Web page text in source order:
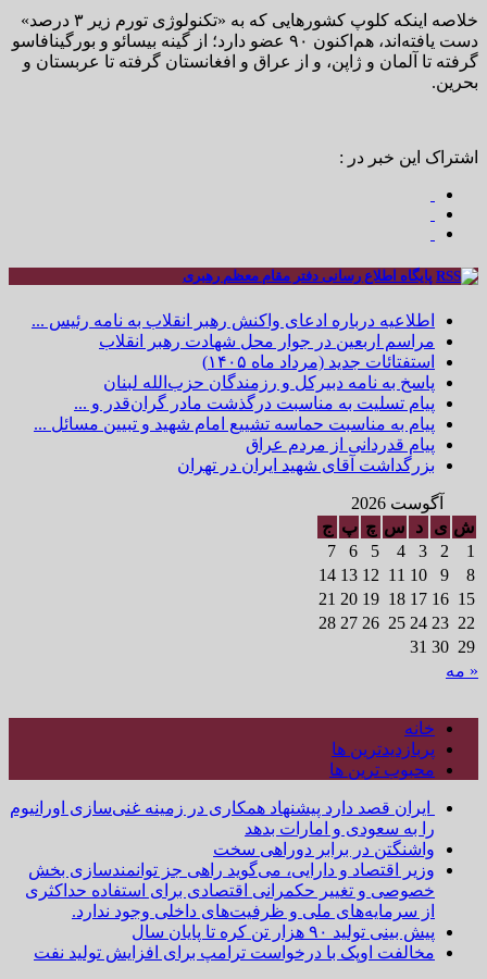
خلاصه اینکه کلوپ کشورهایی که به «تکنولوژی تورم زیر ۳ درصد»
دست یافته‌اند، هم‌اکنون ۹۰ عضو دارد؛ از گینه بیسائو و بورگینافاسو
گرفته تا آلمان و ژاپن، و از عراق و افغانستان گرفته تا عربستان و
بحرین.
اشتراک این خبر در :
پایگاه اطلاع رسانی دفتر مقام معظم رهبری
اطلاعیه درباره ادعای واکنش رهبر انقلاب به نامه رئیس ...
مراسم اربعین در جوار محل شهادت رهبر انقلاب
استفتائات جدید (مرداد ماه ۱۴۰۵)
پاسخ به نامه دبیرکل و رزمندگان حزب‌الله لبنان
پیام تسلیت به مناسبت درگذشت مادر گران‌قدر و ...
پیام به مناسبت حماسه تشییع امام شهید و تبیین مسائل ...
پیام قدردانی از مردم عراق
بزرگداشت آقای شهید ایران در تهران
آگوست 2026
ش ی د س چ پ ج
1
2
3
4
5
6
7
8
9
10
11
12
13
14
15
16
17
18
19
20
21
22
23
24
25
26
27
28
29
30
31
« مه
خانه
پربازدیدترین ها
محبوب ترین ها
ایران قصد دارد پیشنهاد همکاری در زمینه غنی‌سازی اورانیوم
را به سعودی و امارات بدهد
واشنگتن در برابر دوراهی سخت
وزیر اقتصاد و دارایی، می‌گوید راهی جز توانمندسازی بخش
خصوصی و تغییر حکمرانی اقتصادی برای استفاده حداکثری
از سرمایه‌های ملی و ظرفیت‌های داخلی وجود ندارد.
پیش بینی تولید ۹۰ هزار تن کره تا پایان سال
مخالفت اوپک با درخواست ترامپ برای افزایش تولید نفت